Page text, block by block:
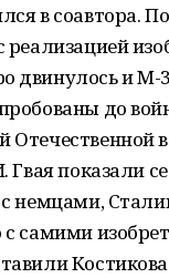
в соавтора.
реализацией
двинулось и М-
до
Отечественной
Гвая показали
немцами,
с самими